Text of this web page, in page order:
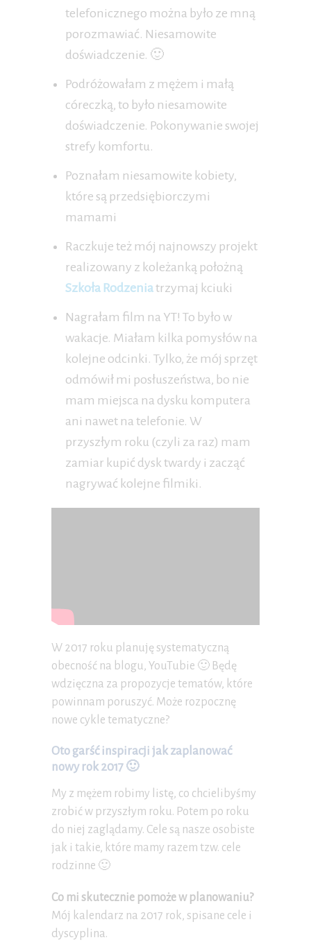
telefonicznego można było ze mną
porozmawiać. Niesamowite
doświadczenie. 🙂
Podróżowałam z mężem i małą
córeczką, to było niesamowite
doświadczenie. Pokonywanie swojej
strefy komfortu.
Poznałam niesamowite kobiety,
które są przedsiębiorczymi
mamami
Raczkuje też mój najnowszy projekt
realizowany z koleżanką położną
Szkoła Rodzeniatrzymaj kciuki
Nagrałam film na YT! To było w
wakacje. Miałam kilka pomysłów na
kolejne odcinki. Tylko, że mój sprzęt
odmówił mi posłuszeństwa, bo nie
mam miejsca na dysku komputera
ani nawet na telefonie. W
przyszłym roku (czyli za raz) mam
zamiar kupić dysk twardy i zacząć
nagrywać kolejne filmiki.
W 2017 roku planuję systematyczną
obecność na blogu, YouTubie 🙂 Będę
wdzięczna za propozycje tematów, które
powinnam poruszyć. Może rozpocznę
nowe cykle tematyczne?
Oto garść inspiracji jak zaplanować
nowy rok 2017 🙂
My z mężem robimy listę, co chcielibyśmy
zrobić w przyszłym roku. Potem po roku
do niej zaglądamy. Cele są nasze osobiste
jak i takie, które mamy razem tzw. cele
rodzinne 🙂
Co mi skutecznie pomoże w planowaniu?
Mój kalendarz na 2017 rok, spisane cele i
dyscyplina.